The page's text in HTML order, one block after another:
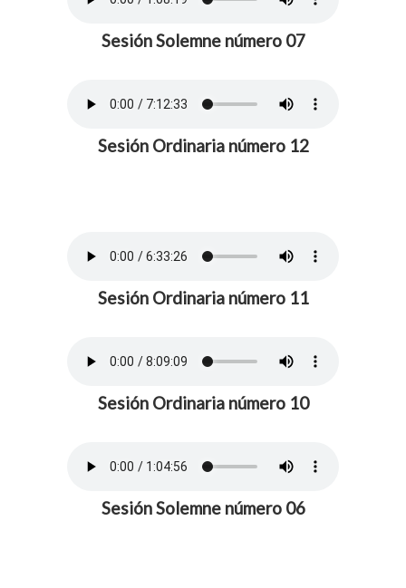
Sesión Solemne número 07
Sesión Ordinaria número 12
Sesión Ordinaria número 11
Sesión Ordinaria número 10
Sesión Solemne número 06